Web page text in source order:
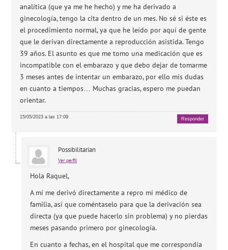
analítica (que ya me he hecho) y me ha derivado a
ginecología, tengo la cita dentro de un mes. No sé si éste es
el procedimiento normal, ya que he leído por aquí de gente
que le derivan directamente a reproducción asistida. Tengo
39 años. El asunto es que me tomo una medicación que es
incompatible con el embarazo y que debo dejar de tomarme
3 meses antes de intentar un embarazo, por ello mis dudas
en cuanto a tiempos… Muchas gracias, espero me puedan
orientar.
15/05/2023 a las 17:09 Responder
Possibilitarian
Ver perfil
Hola Raquel,
A mí me derivó directamente a repro mi médico de
familia, así que coméntaselo para que la derivación sea
directa (ya que puede hacerlo sin problema) y no pierdas
meses pasando primero por ginecología.
En cuanto a fechas, en el hospital que me correspondía